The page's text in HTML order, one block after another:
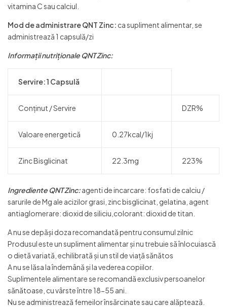
vitamina C sau calciul.
Mod de administrare QNT Zinc: ca supliment alimentar, se
administrează 1 capsulă/zi
Informații nutriționale QNT Zinc:
Servire: 1 Capsulă
Conținut / Servire DZR%
Valoare energetică 0.27kcal/1kj
Zinc Bisglicinat 22.3mg 223%
Ingrediente QNT Zinc:agenti de incarcare: fosfati de calciu /
sarurile de Mg ale acizilor grasi, zinc bisglicinat, gelatina, agent
antiaglomerare: dioxid de siliciu,colorant: dioxid de titan.
A nu se depăși doza recomandată pentru consumul zilnic
Produsul este un supliment alimentar și nu trebuie să înlocuiască
o dietă variată, echilibrată și un stil de viață sănătos
A nu se lăsa la îndemână și la vederea copiilor.
Suplimentele alimentare se recomandă exclusiv persoanelor
sănătoase, cu vârste între 18-55 ani.
Nu se administrează femeilor însărcinate sau care alăptează.